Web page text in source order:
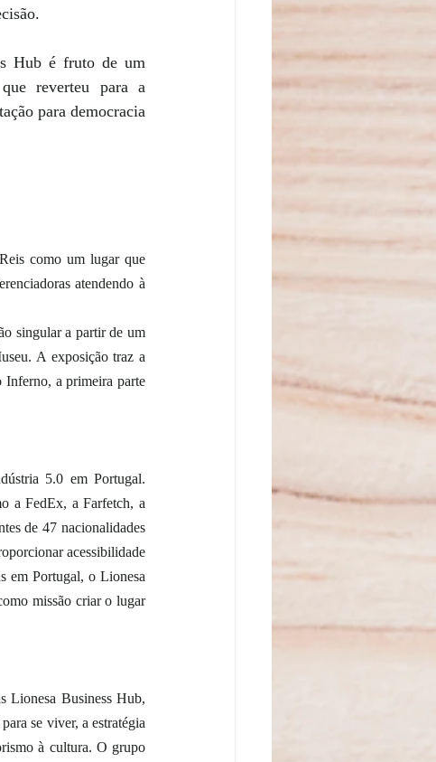
Hub é fruto de um
reverteu para a
para democracia
como um lugar que
atendendo à
singular a partir de um
A exposição traz a
Inferno, a primeira parte
5.0 em Portugal.
a FedEx, a Farfetch, a
de 47 nacionalidades
acessibilidade
em Portugal, o Lionesa
missão criar o lugar
Lionesa Business Hub,
se viver, a estratégia
à cultura. O grupo